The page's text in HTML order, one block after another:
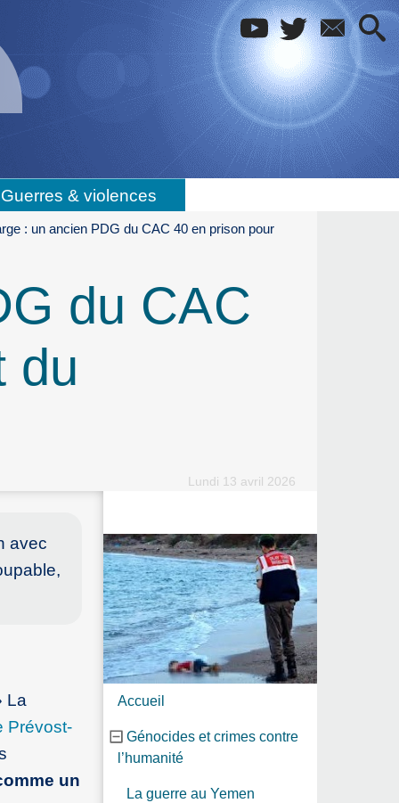
Guerres & violences
: un ancien PDG du CAC 40 en prison pour
du CAC
du
Lundi 13 avril 2026
avec
La
Prévost-
un
Accueil
Génocides et crimes contre
l’humanité
La guerre au Yemen